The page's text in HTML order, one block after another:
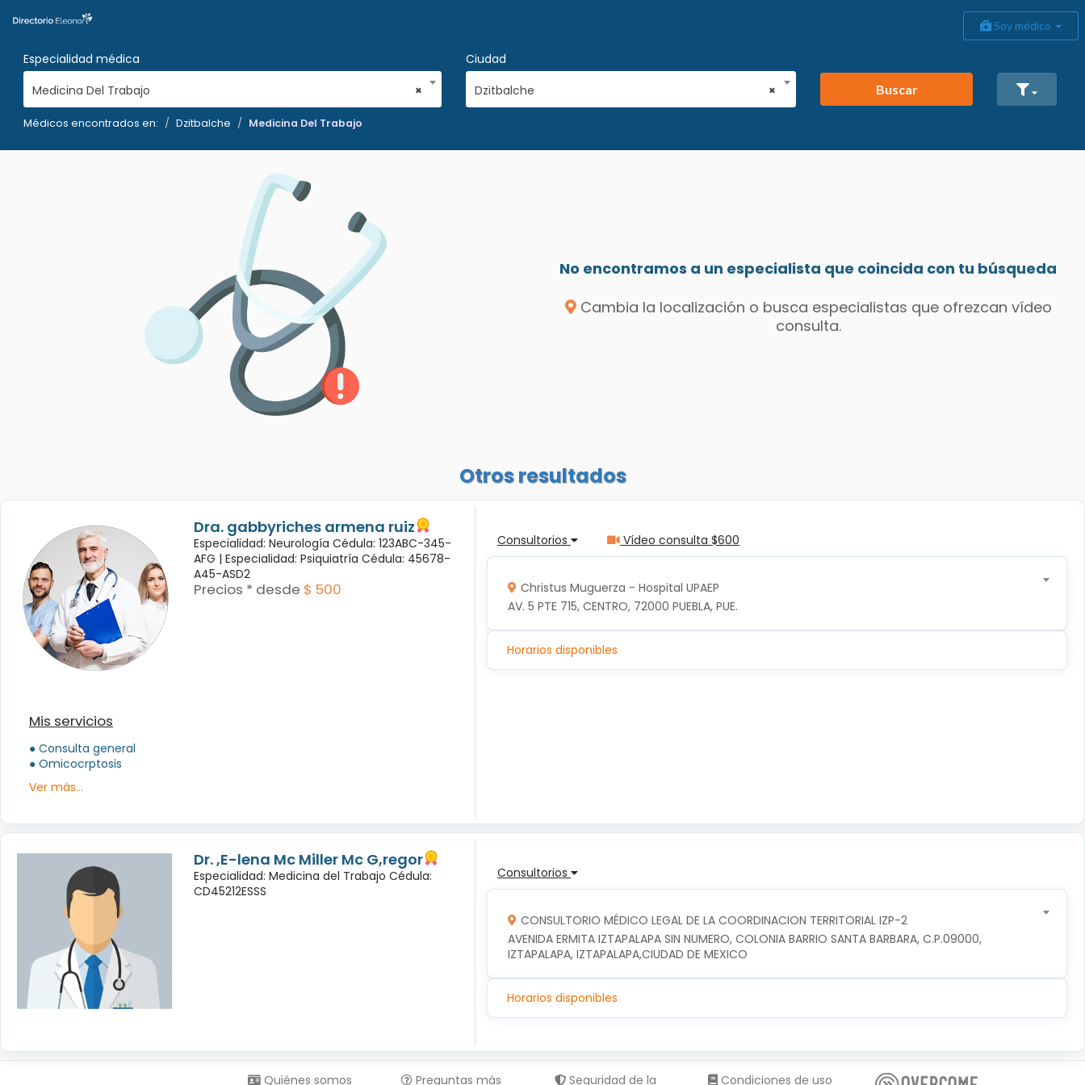
Soy médico
Especialidad médica
×
Medicina Del Trabajo
Ciudad
×
Dzitbalche Buscar
Médicos encontrados en: Dzitbalche Medicina Del Trabajo
No encontramos a un especialista que coincida con tu búsqueda
Cambia la localización o busca especialistas que ofrezcan vídeo
consulta.
Otros resultados
Dra. gabbyriches armena ruiz
Especialidad: Neurología Cédula: 123ABC-345-
AFG | Especialidad: Psiquiatría Cédula: 45678-
A45-ASD2
Precios * desde $ 500
Mis servicios
● Consulta general
● Omicocrptosis
Ver más...
Consultorios Vídeo consulta $600
Christus Muguerza - Hospital UPAEP
AV. 5 PTE 715, CENTRO, 72000 PUEBLA, PUE.
Horarios disponibles
Dr. ,E-lena Mc Miller Mc G,regor
Especialidad: Medicina del Trabajo Cédula:
CD45212ESSS
Consultorios
CONSULTORIO MÉDICO LEGAL DE LA COORDINACION TERRITORIAL IZP-2
AVENIDA ERMITA IZTAPALAPA SIN NUMERO, COLONIA BARRIO SANTA BARBARA, C.P.09000,
IZTAPALAPA, IZTAPALAPA,CIUDAD DE MEXICO
Horarios disponibles
Quiénes somos Preguntas más Seguridad de la Condiciones de uso